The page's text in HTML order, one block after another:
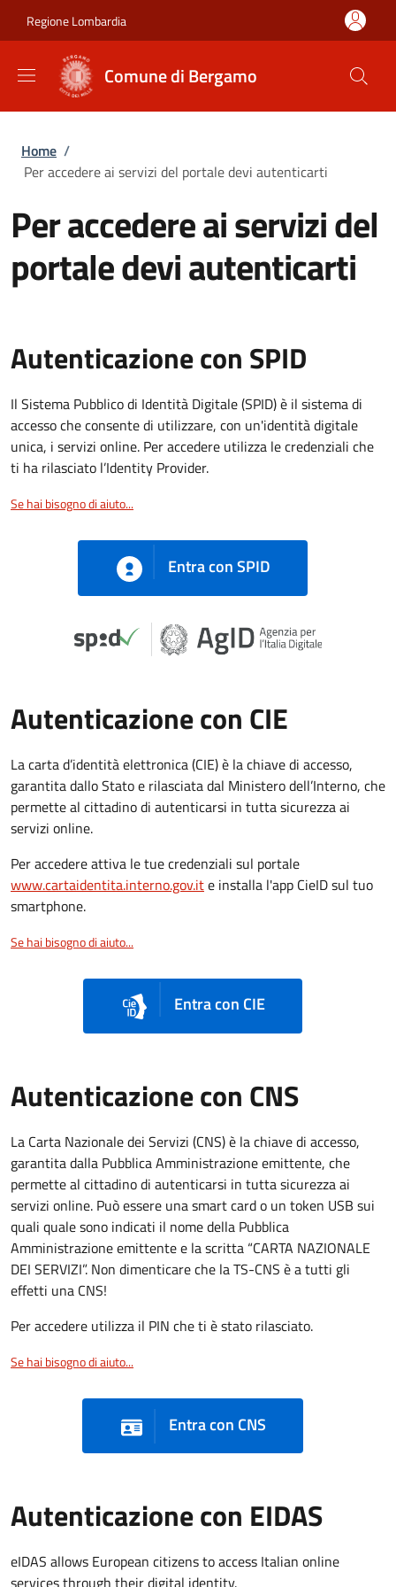
Regione Lombardia
Comune di Bergamo
Briciole di pane
Home /
Per accedere ai servizi del portale devi autenticarti
Per accedere ai servizi del
portale devi autenticarti
Autenticazione con SPID
Il Sistema Pubblico di Identità Digitale (SPID) è il sistema di
accesso che consente di utilizzare, con un'identità digitale
unica, i servizi online. Per accedere utilizza le credenziali che
ti ha rilasciato l’Identity Provider.
Se hai bisogno di aiuto...
Entra con SPID
Autenticazione con CIE
La carta d’identità elettronica (CIE) è la chiave di accesso,
garantita dallo Stato e rilasciata dal Ministero dell’Interno, che
permette al cittadino di autenticarsi in tutta sicurezza ai
servizi online.
Per accedere attiva le tue credenziali sul portale
www.cartaidentita.interno.gov.ite installa l'app CieID sul tuo
smartphone.
Se hai bisogno di aiuto...
Entra con CIE
Autenticazione con CNS
La Carta Nazionale dei Servizi (CNS) è la chiave di accesso,
garantita dalla Pubblica Amministrazione emittente, che
permette al cittadino di autenticarsi in tutta sicurezza ai
servizi online. Può essere una smart card o un token USB sui
quali quale sono indicati il nome della Pubblica
Amministrazione emittente e la scritta “CARTA NAZIONALE
DEI SERVIZI”. Non dimenticare che la TS-CNS è a tutti gli
effetti una CNS!
Per accedere utilizza il PIN che ti è stato rilasciato.
Se hai bisogno di aiuto...
Entra con CNS
Autenticazione con EIDAS
eIDAS allows European citizens to access Italian online
services through their digital identity.